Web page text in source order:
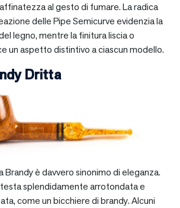
al gesto di fumare. La radica
delle Pipe Semicurve evidenzia la
legno, mentre la finitura liscia o
un aspetto distintivo a ciascun modello.
Dritta
Brandy è davvero sinonimo di eleganza.
splendidamente arrotondata e
come un bicchiere di brandy. Alcuni